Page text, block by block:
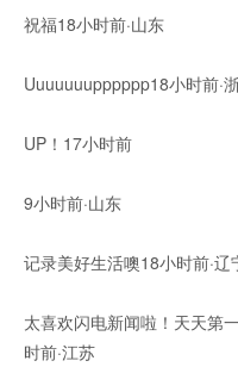
祝福18小时前·山东
Uuuuuuupppppp18小时前·
UP！17小时前
9小时前·山东
记录美好生活噢18小时前·辽
太喜欢闪电新闻啦！天天第
时前·江苏